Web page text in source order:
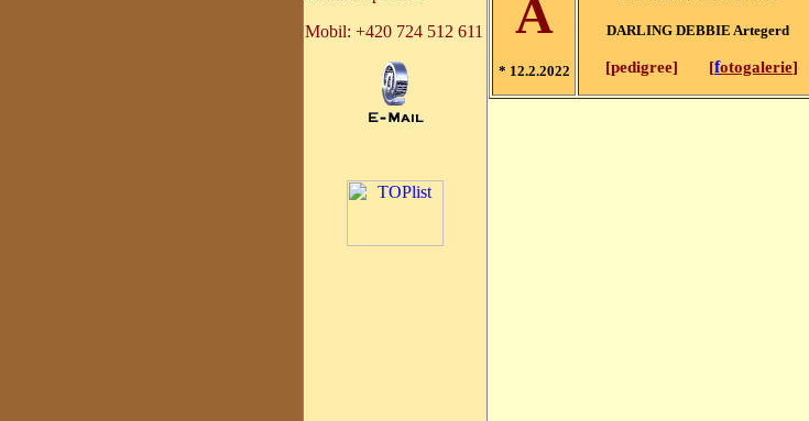
Mobil: +420 724 512 611 A
* 12.2.2022
DARLING DEBBIE Artegerd
[pedigree] [fotogalerie]